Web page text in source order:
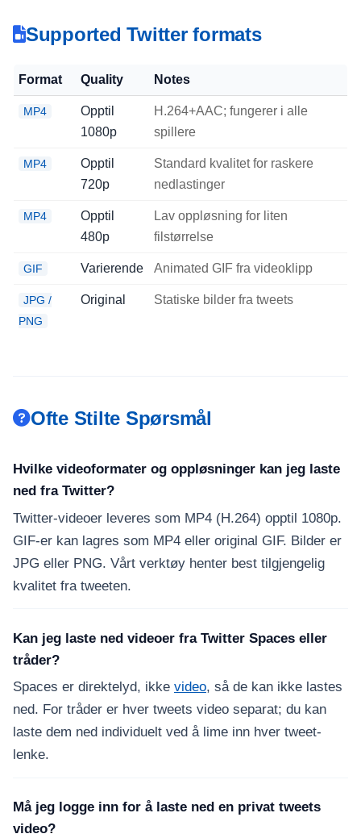
Supported Twitter formats
Format Quality Notes
MP4
Opptil
1080p
H.264+AAC; fungerer i alle
spillere
MP4
Opptil
720p
Standard kvalitet for raskere
nedlastinger
MP4
Opptil
480p
Lav oppløsning for liten
filstørrelse
GIF Varierende Animated GIF fra videoklipp
JPG /
PNG
Original Statiske bilder fra tweets
Ofte Stilte Spørsmål
Hvilke videoformater og oppløsninger kan jeg laste
ned fra Twitter?
Twitter-videoer leveres som MP4 (H.264) opptil 1080p.
GIF-er kan lagres som MP4 eller original GIF. Bilder er
JPG eller PNG. Vårt verktøy henter best tilgjengelig
kvalitet fra tweeten.
Kan jeg laste ned videoer fra Twitter Spaces eller
tråder?
Spaces er direktelyd, ikke video, så de kan ikke lastes
ned. For tråder er hver tweets video separat; du kan
laste dem ned individuelt ved å lime inn hver tweet-
lenke.
Må jeg logge inn for å laste ned en privat tweets
video?